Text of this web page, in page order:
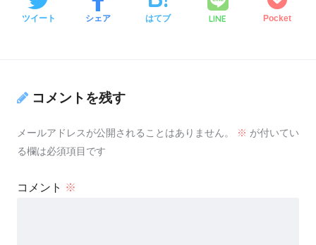
ツイート シェア はてブ LINE Pocket
コメントを残す
メールアドレスが公開されることはありません。 ※ が付いてい
る欄は必須項目です
コメント ※